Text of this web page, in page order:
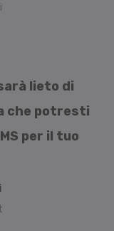
lieto di
che potresti
per il tuo